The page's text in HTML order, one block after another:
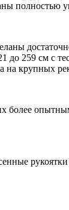
полностью
259 см с
на крупных